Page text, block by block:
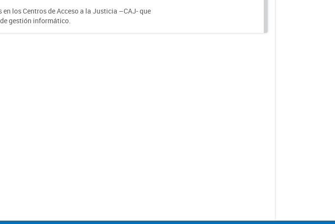
los Centros de Acceso a la Justicia –CAJ- que
gestión informático.